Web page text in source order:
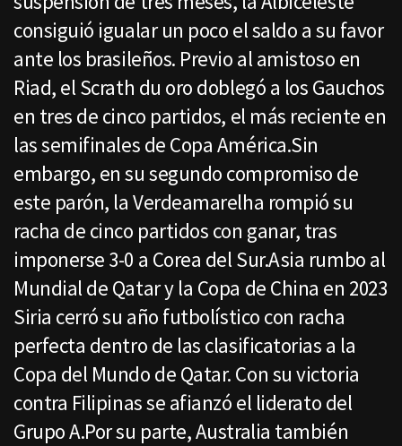
consiguió igualar un poco el saldo a su favor
ante los brasileños. Previo al amistoso en
Riad, el Scrath du oro doblegó a los Gauchos
en tres de cinco partidos, el más reciente en
las semifinales de Copa América.Sin
embargo, en su segundo compromiso de
este parón, la Verdeamarelha rompió su
racha de cinco partidos con ganar, tras
imponerse 3-0 a Corea del Sur.Asia rumbo al
Mundial de Qatar y la Copa de China en 2023
Siria cerró su año futbolístico con racha
perfecta dentro de las clasificatorias a la
Copa del Mundo de Qatar. Con su victoria
contra Filipinas se afianzó el liderato del
Grupo A.Por su parte, Australia también